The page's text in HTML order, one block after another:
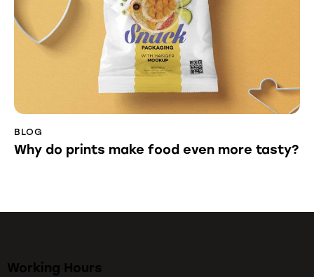
BLOG
Why do prints make food even more tasty?
Working Hours